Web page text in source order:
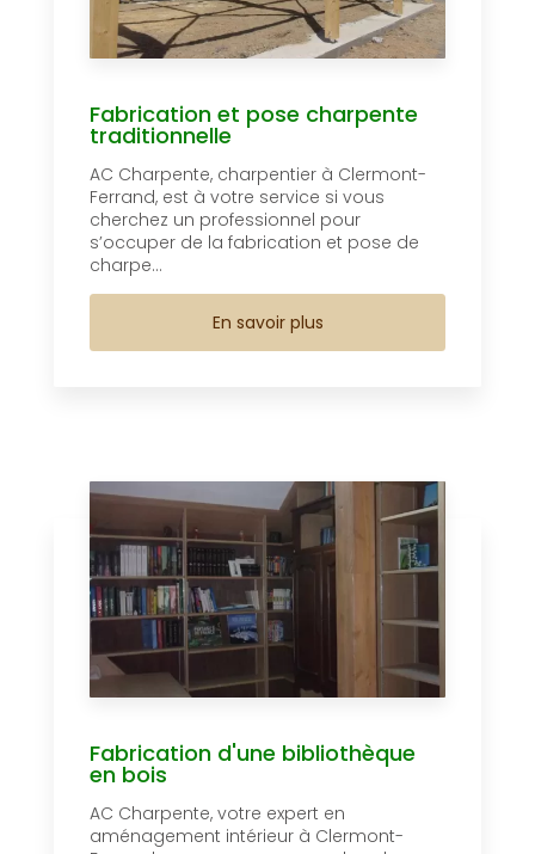
Fabrication et pose charpente
traditionnelle
AC Charpente, charpentier à Clermont-
Ferrand, est à votre service si vous
cherchez un professionnel pour
s’occuper de la fabrication et pose de
charpe...
En savoir plus
Fabrication d'une bibliothèque
en bois
AC Charpente, votre expert en
aménagement intérieur à Clermont-